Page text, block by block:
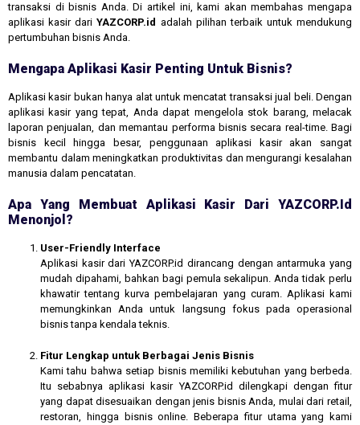
transaksi di bisnis Anda. Di artikel ini, kami akan membahas mengapa
aplikasi kasir dariYAZCORP.id adalah pilihan terbaik untuk mendukung
pertumbuhan bisnis Anda.
Mengapa Aplikasi Kasir Penting Untuk Bisnis?
Aplikasi kasir bukan hanya alat untuk mencatat transaksi jual beli. Dengan
aplikasi kasir yang tepat, Anda dapat mengelola stok barang, melacak
laporan penjualan, dan memantau performa bisnis secara real-time. Bagi
bisnis kecil hingga besar, penggunaan aplikasi kasir akan sangat
membantu dalam meningkatkan produktivitas dan mengurangi kesalahan
manusia dalam pencatatan.
Apa Yang Membuat Aplikasi Kasir Dari YAZCORP.id
Menonjol?
User-Friendly Interface
Aplikasi kasir dari YAZCORP.id dirancang dengan antarmuka yang
mudah dipahami, bahkan bagi pemula sekalipun. Anda tidak perlu
khawatir tentang kurva pembelajaran yang curam. Aplikasi kami
memungkinkan Anda untuk langsung fokus pada operasional
bisnis tanpa kendala teknis.
Fitur Lengkap untuk Berbagai Jenis Bisnis
Kami tahu bahwa setiap bisnis memiliki kebutuhan yang berbeda.
Itu sebabnya aplikasi kasir YAZCORP.id dilengkapi dengan fitur
yang dapat disesuaikan dengan jenis bisnis Anda, mulai dari retail,
restoran, hingga bisnis online. Beberapa fitur utama yang kami